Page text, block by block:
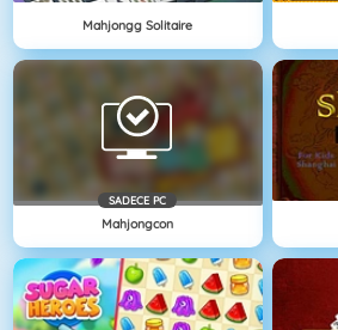
Mahjongg Solitaire
SADECE PC
Mahjongcon